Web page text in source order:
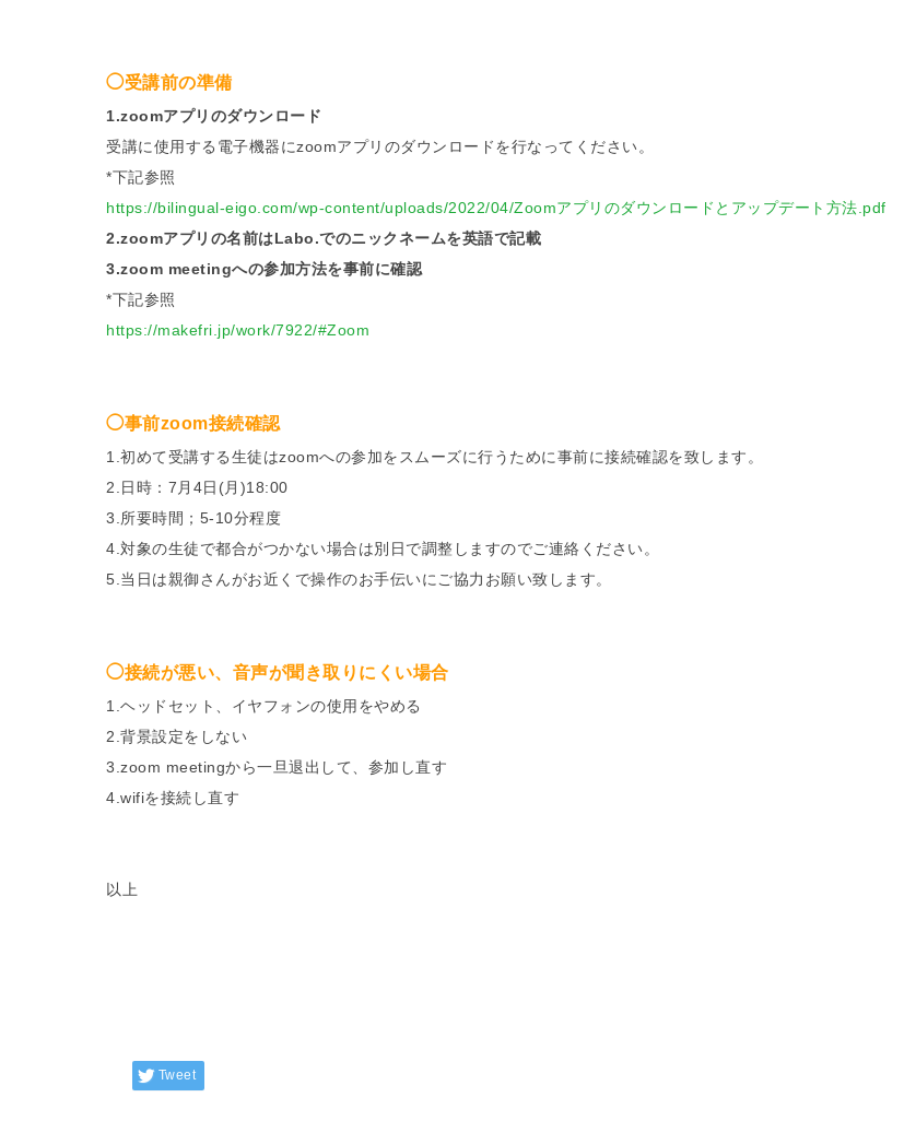
◯受講前の準備
1.zoomアプリのダウンロード
受講に使用する電子機器にzoomアプリのダウンロードを行なってください。
*下記参照
https://bilingual-eigo.com/wp-content/uploads/2022/04/Zoomアプリのダウンロードとアップデート方法.pdf
2.zoomアプリの名前はLabo.でのニックネームを英語で記載
3.zoom meetingへの参加方法を事前に確認
*下記参照
https://makefri.jp/work/7922/#Zoom
◯事前zoom接続確認
1.初めて受講する生徒はzoomへの参加をスムーズに行うために事前に接続確認を致します。
2.日時：7月4日(月)18:00
3.所要時間；5-10分程度
4.対象の生徒で都合がつかない場合は別日で調整しますのでご連絡ください。
5.当日は親御さんがお近くで操作のお手伝いにご協力お願い致します。
◯接続が悪い、音声が聞き取りにくい場合
1.ヘッドセット、イヤフォンの使用をやめる
2.背景設定をしない
3.zoom meetingから一旦退出して、参加し直す
4.wifiを接続し直す
以上
Tweet